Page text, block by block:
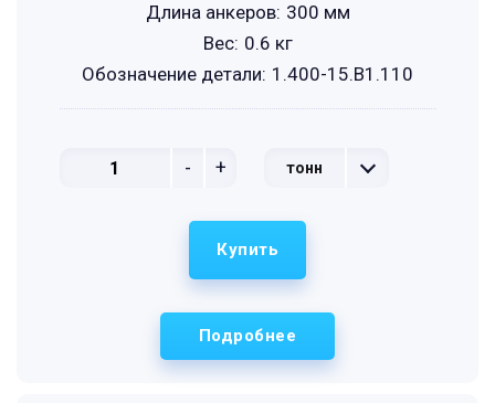
- + тонн
Длина анкеров: 300 мм
Вес: 0.6 кг
Обозначение детали: 1.400-15.B1.110
Подробнее
Купить